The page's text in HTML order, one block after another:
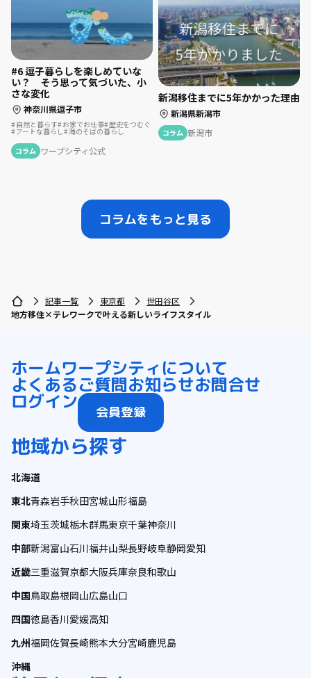
#6 逗子暮らしを楽しめていな
い？ そう思って気づいた、小
さな変化
神奈川県逗子市
自然と暮らす お家でお仕事 歴史をつむぐ
アートな暮らし 海のそばの暮らし
コラム ワープシティ公式
新潟移住までに5年かかった理由
新潟県新潟市
コラム 新潟市
コラムをもっと見る
記事一覧 東京都
世田谷区
地方移住×テレワークで叶える新しいライフスタイル
ホームワープシティについて
よくあるご質問お知らせお問合せ
ログイン 会員登録
地域から探す
北海道
東北青森岩手秋田宮城山形福島
関東埼玉茨城栃木群馬東京千葉神奈川
中部新潟富山石川福井山梨長野岐阜静岡愛知
近畿三重滋賀京都大阪兵庫奈良和歌山
中国鳥取島根岡山広島山口
四国徳島香川愛媛高知
九州福岡佐賀長崎熊本大分宮崎鹿児島
沖縄